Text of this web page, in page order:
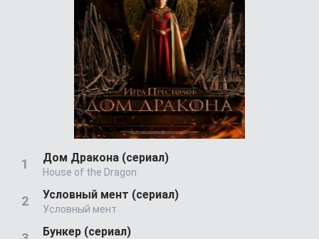
Дом Дракона (сериал)
House of the Dragon
Условный мент (сериал)
Условный мент
Бункер (сериал)